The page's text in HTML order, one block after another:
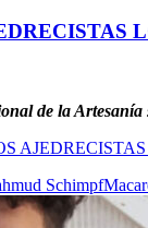
de la
Schimpf